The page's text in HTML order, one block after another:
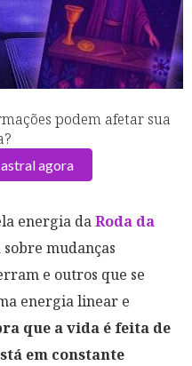
podem afetar sua
agora
energia daRoda da
mudanças
e outros que se
energia linear e
que a vida é feita de
em constante